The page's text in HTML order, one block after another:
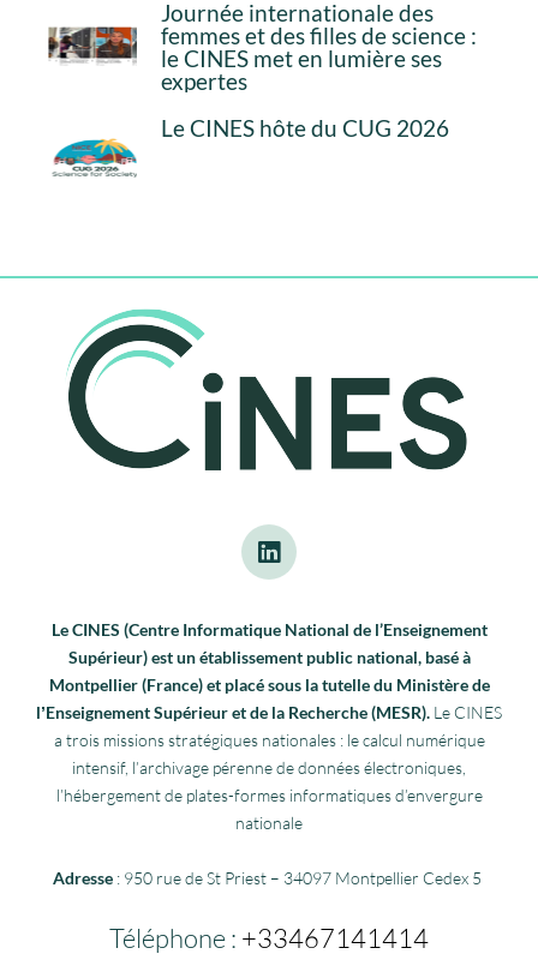
Journée internationale des
femmes et des filles de science :
le CINES met en lumière ses
expertes
Le CINES hôte du CUG 2026
Le CINES (Centre Informatique National de l’Enseignement
Supérieur) est un établissement public national, basé à
Montpellier (France) et placé sous la tutelle du Ministère de
lʼEnseignement Supérieur et de la Recherche (MESR). Le CINES
a trois missions stratégiques nationales : le calcul numérique
intensif, l’archivage pérenne de données électroniques,
l’hébergement de plates-formes informatiques d’envergure
nationale
Adresse : 950 rue de St Priest – 34097 Montpellier Cedex 5
Téléphone : +33467141414